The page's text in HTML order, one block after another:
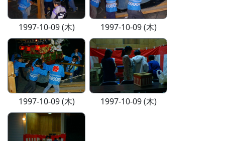
1997-10-09 (木) 1997-10-09 (木)
1997-10-09 (木) 1997-10-09 (木)